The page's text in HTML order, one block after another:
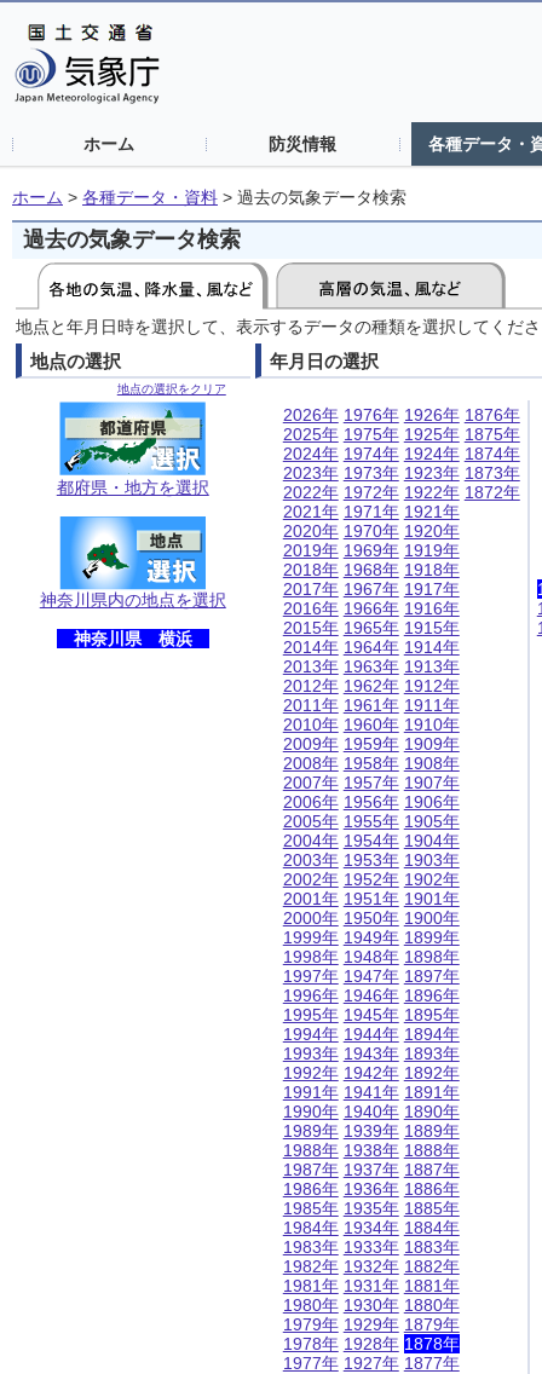
ホーム 防災情報 各種データ・
ホーム > 各種データ・資料 > 過去の気象データ検索
過去の気象データ検索
地点と年月日時を選択して、表示するデータの種類を選択してくだ
地点の選択
地点の選択をクリア
都府県・地方を選択
神奈川県内の地点を選択
神奈川県 横浜
年月日の選択
2026年
2025年
2024年
2023年
2022年
2021年
2020年
2019年
2018年
2017年
2016年
2015年
2014年
2013年
2012年
2011年
2010年
2009年
2008年
2007年
2006年
2005年
2004年
2003年
2002年
2001年
2000年
1999年
1998年
1997年
1996年
1995年
1994年
1993年
1992年
1991年
1990年
1989年
1988年
1987年
1986年
1985年
1984年
1983年
1982年
1981年
1980年
1979年
1978年
1977年
1976年
1975年
1974年
1973年
1972年
1971年
1970年
1969年
1968年
1967年
1966年
1965年
1964年
1963年
1962年
1961年
1960年
1959年
1958年
1957年
1956年
1955年
1954年
1953年
1952年
1951年
1950年
1949年
1948年
1947年
1946年
1945年
1944年
1943年
1942年
1941年
1940年
1939年
1938年
1937年
1936年
1935年
1934年
1933年
1932年
1931年
1930年
1929年
1928年
1927年
1926年
1925年
1924年
1923年
1922年
1921年
1920年
1919年
1918年
1917年
1916年
1915年
1914年
1913年
1912年
1911年
1910年
1909年
1908年
1907年
1906年
1905年
1904年
1903年
1902年
1901年
1900年
1899年
1898年
1897年
1896年
1895年
1894年
1893年
1892年
1891年
1890年
1889年
1888年
1887年
1886年
1885年
1884年
1883年
1882年
1881年
1880年
1879年
1878年
1877年
1876年
1875年
1874年
1873年
1872年